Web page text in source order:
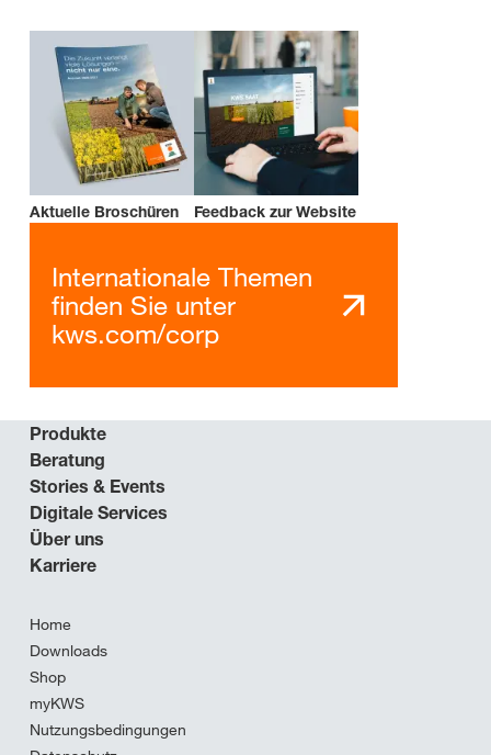
Aktuelle Broschüren Feedback zur Website
Internationale Themen
finden Sie unter
kws.com/corp
Produkte
Beratung
Stories & Events
Digitale Services
Über uns
Karriere
Home
Downloads
Shop
myKWS
Nutzungsbedingungen